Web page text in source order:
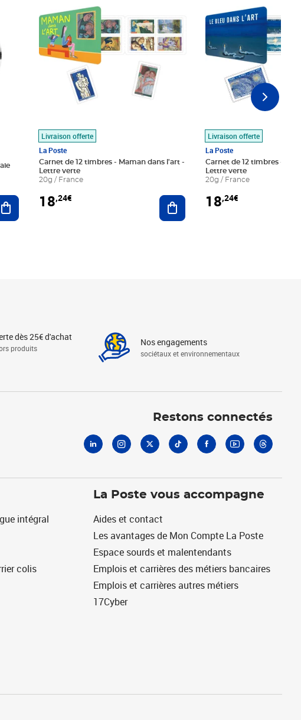
Ajouter au panier
Livraison offerte
La Poste
Carnet de 12 timbres - Maman dans l'art -
Lettre verte
20g / France
18,24€ Ajouter au panier
Livraison offerte
La Poste
Carnet de 12 timbres - Le
Lettre verte
20g / France
18,24€
dès 25€ d'achat
produits
Nos engagements
sociétaux et environnementaux
Restons connectés
intégral
colis
La Poste vous accompagne
Aides et contact
Les avantages de Mon Compte La Poste
Espace sourds et malentendants
Emplois et carrières des métiers bancaires
Emplois et carrières autres métiers
17Cyber